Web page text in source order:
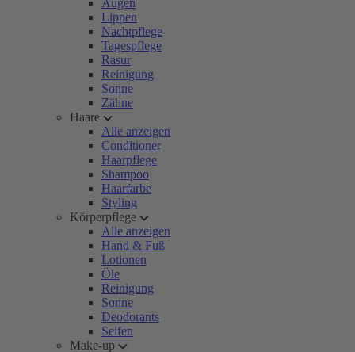
Augen
Lippen
Nachtpflege
Tagespflege
Rasur
Reinigung
Sonne
Zähne
Haare
Alle anzeigen
Conditioner
Haarpflege
Shampoo
Haarfarbe
Styling
Körperpflege
Alle anzeigen
Hand & Fuß
Lotionen
Öle
Reinigung
Sonne
Deodorants
Seifen
Make-up